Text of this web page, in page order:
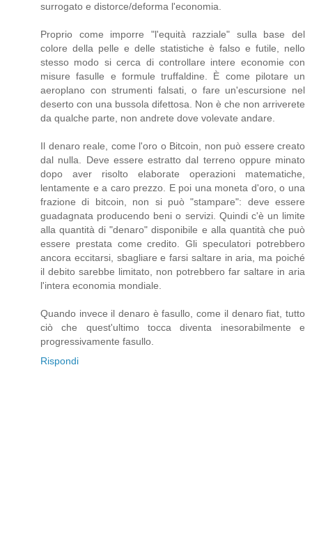
surrogato e distorce/deforma l'economia.
Proprio come imporre "l'equità razziale" sulla base del
colore della pelle e delle statistiche è falso e futile, nello
stesso modo si cerca di controllare intere economie con
misure fasulle e formule truffaldine. È come pilotare un
aeroplano con strumenti falsati, o fare un'escursione nel
deserto con una bussola difettosa. Non è che non arriverete
da qualche parte, non andrete dove volevate andare.
Il denaro reale, come l'oro o Bitcoin, non può essere creato
dal nulla. Deve essere estratto dal terreno oppure minato
dopo aver risolto elaborate operazioni matematiche,
lentamente e a caro prezzo. E poi una moneta d'oro, o una
frazione di bitcoin, non si può "stampare": deve essere
guadagnata producendo beni o servizi. Quindi c'è un limite
alla quantità di "denaro" disponibile e alla quantità che può
essere prestata come credito. Gli speculatori potrebbero
ancora eccitarsi, sbagliare e farsi saltare in aria, ma poiché
il debito sarebbe limitato, non potrebbero far saltare in aria
l'intera economia mondiale.
Quando invece il denaro è fasullo, come il denaro fiat, tutto
ciò che quest'ultimo tocca diventa inesorabilmente e
progressivamente fasullo.
Rispondi